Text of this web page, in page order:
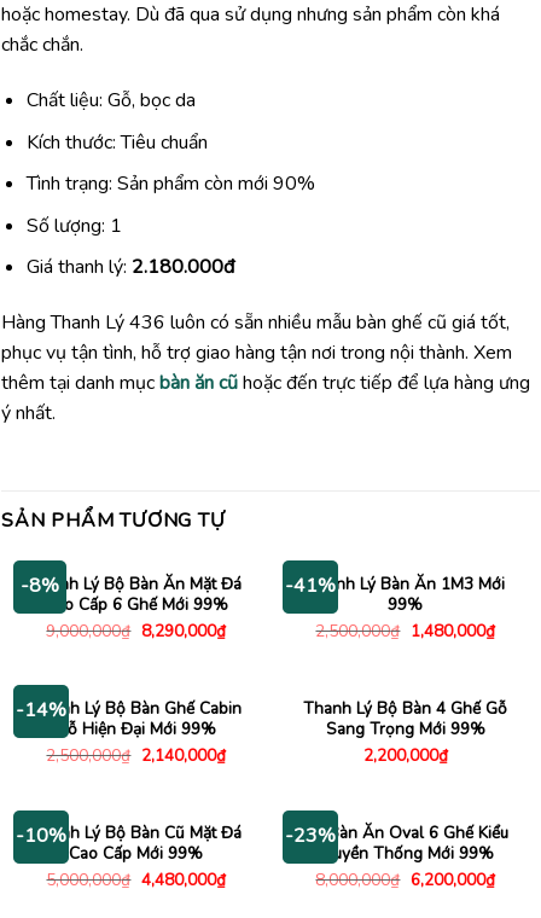
hoặc homestay. Dù đã qua sử dụng nhưng sản phẩm còn khá
chắc chắn.
Chất liệu: Gỗ, bọc da
Kích thước: Tiêu chuẩn
Tình trạng: Sản phẩm còn mới 90%
Số lượng: 1
Giá thanh lý: 2.180.000đ
Hàng Thanh Lý 436 luôn có sẵn nhiều mẫu bàn ghế cũ giá tốt,
phục vụ tận tình, hỗ trợ giao hàng tận nơi trong nội thành. Xem
thêm tại danh mụcbàn ăn cũhoặc đến trực tiếp để lựa hàng ưng
ý nhất.
SẢN PHẨM TƯƠNG TỰ
-8%
Thanh Lý Bộ Bàn Ăn Mặt Đá
Cao Cấp 6 Ghế Mới 99%
9,000,000₫ Giá
gốc
8,290,000₫Giá
hiện
-41%
Thanh Lý Bàn Ăn 1M3 Mới
99%
2,500,000₫ Giá
gốc
1,480,000₫Giá
hiện
-14%
Thanh Lý Bộ Bàn Ghế Cabin
Gỗ Hiện Đại Mới 99%
2,500,000₫ Giá
gốc
2,140,000₫Giá
hiện
2,140,000₫.
Thanh Lý Bộ Bàn 4 Ghế Gỗ
Sang Trọng Mới 99%
2,200,000₫
-10%
Thanh Lý Bộ Bàn Cũ Mặt Đá
Cao Cấp Mới 99%
5,000,000₫ Giá
gốc
4,480,000₫Giá
hiện
-23%
Bộ Bàn Ăn Oval 6 Ghế Kiểu
Truyền Thống Mới 99%
8,000,000₫ Giá
gốc
6,200,000₫Giá
hiện